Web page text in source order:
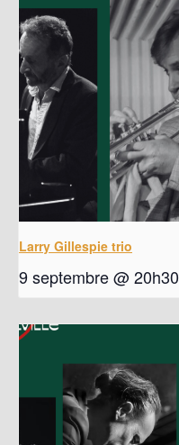
Larry Gillespie trio
9 septembre @ 20h30